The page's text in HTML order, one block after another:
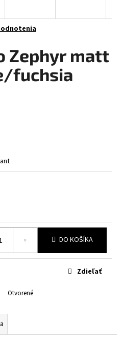
Zephyr matt
fuchsia
DO KOŠÍKA
Otvorené
Zdieľať